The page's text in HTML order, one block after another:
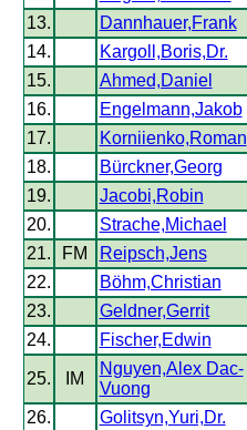
13.
Dannhauer,Frank
14.
Kargoll,Boris,Dr.
15.
Ahmed,Daniel
16.
Engelmann,Jakob
17.
Korniienko,Roman
18.
Bürckner,Georg
19.
Jacobi,Robin
20.
Strache,Michael
21.
FM Reipsch,Jens
22.
Böhm,Christian
23.
Geldner,Gerrit
24.
Fischer,Edwin
25. IM
Nguyen,Alex Dac-
Vuong
26. Golitsyn,Yuri,Dr.